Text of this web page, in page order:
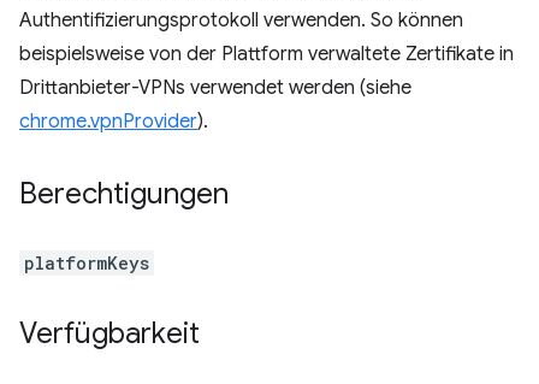
Authentifizierungsprotokoll verwenden. So können
beispielsweise von der Plattform verwaltete Zertifikate in
Drittanbieter-VPNs verwendet werden (siehe
chrome.vpnProvider).
Berechtigungen
platformKeys
Verfügbarkeit